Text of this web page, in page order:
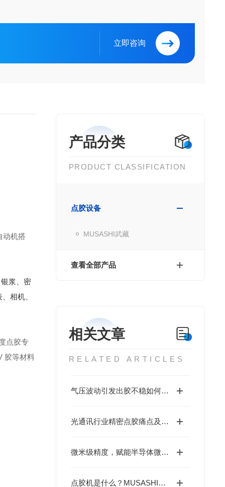
立即咨询
产品分类
PRODUCT CLASSIFICATION
点胶设备
MUSASHI武藏
查看全部产品
相关文章
RELATED ARTICLES
气压波动引发出胶不稳如何改善？武藏ML-6000X气动脉冲稳定回路
光通讯行业精密点胶痛点及MUSASHI武藏解决方案
微米级精度，赋能半导体微电子精密制造——MUSASHI武藏ML-8000X点胶机
点胶机是什么？MUSASHI武藏株式会社为您解答
动机搭
浆、密
相机、
点胶专
胶等材料